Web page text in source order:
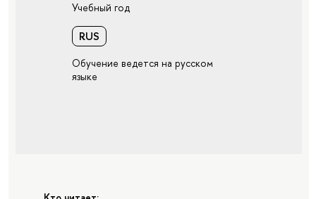
Учебный год
RUS
Обучение ведется на русском
языке